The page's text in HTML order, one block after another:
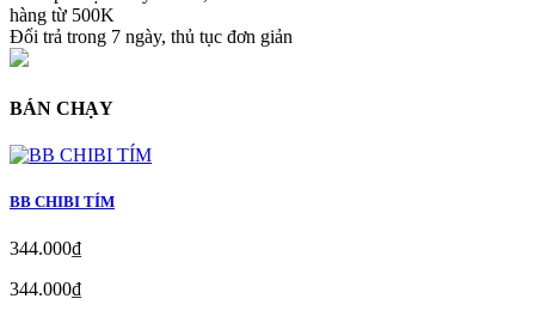
hàng từ 500K
Đổi trả trong 7 ngày, thủ tục đơn giản
BÁN CHẠY
BB CHIBI TÍM
344.000₫
344.000₫